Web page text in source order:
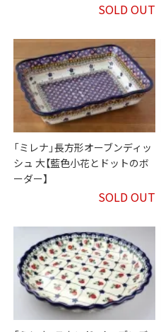
SOLD OUT
「ミレナ」長方形オーブンディッ
シュ 大【藍色小花とドットのボ
ーダー】
SOLD OUT